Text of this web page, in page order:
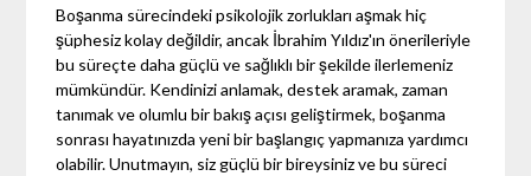
Boşanma sürecindeki psikolojik zorlukları aşmak hiç
şüphesiz kolay değildir, ancak İbrahim Yıldız'ın önerileriyle
bu süreçte daha güçlü ve sağlıklı bir şekilde ilerlemeniz
mümkündür. Kendinizi anlamak, destek aramak, zaman
tanımak ve olumlu bir bakış açısı geliştirmek, boşanma
sonrası hayatınızda yeni bir başlangıç yapmanıza yardımcı
olabilir. Unutmayın, siz güçlü bir bireysiniz ve bu süreci